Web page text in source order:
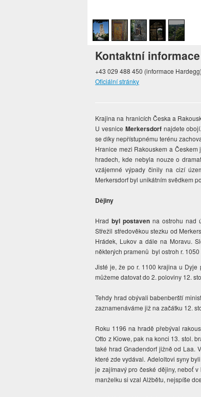
Kontaktní informace
+43 029 488 450 (informace Hardegg)
Oficiální stránky
Krajina na hranicích Česka a
U vesnice Merkersdorf najdete
se díky nepřístupnému terénu
Hranice mezi Rakouskem a
hradech, kde nebyla nouze o
vzájemné výpady činily na cizí
Merkersdorf byl unikátním svědkem
Dějiny
Hradbyl postaven na ostrohu nad
Střežil středověkou stezku od
Hrádek, Lukov a dále na Moravu.
některých pramenů byl ostroh r.
Jisté je, že po r. 1100 krajina u Dyje
můžeme datovat do 2. poloviny 12.
Tehdy hrad obývali babenberští
zaznamenáváme již na začátku 12.
Roku 1196 na hradě přebýval
Otto z Kiowe, pak na konci 13. stol.
také hrad Gnadendorf jižně od Laa.
které zde vydával. Adeloltovi syny
je zajímavý pro české dějiny, neboť
manželku si vzal Alžbětu, nejspíše